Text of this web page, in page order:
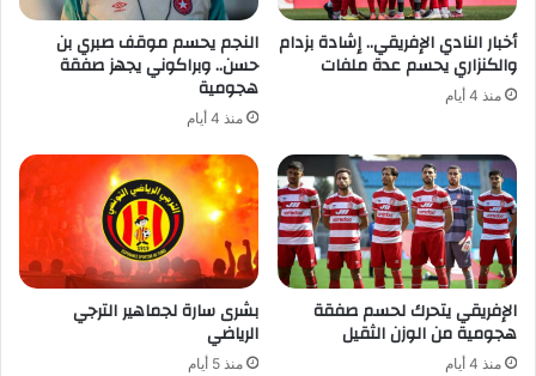
أخبار النادي الإفريقي.. إشادة بزدام
والكنزاري يحسم عدة ملفات
منذ 4 أيام
النجم يحسم موقف صبري بن
حسن.. وبراكوني يجهز صفقة
هجومية
منذ 4 أيام
الإفريقي يتحرك لحسم صفقة
هجومية من الوزن الثقيل
منذ 4 أيام
بشرى سارة لجماهير الترجي
الرياضي
منذ 5 أيام